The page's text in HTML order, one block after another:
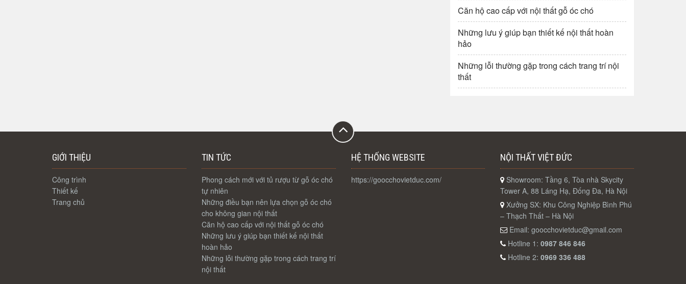
Căn hộ cao cấp với nội thất gỗ óc chó
Những lưu ý giúp bạn thiết kế nội thất hoàn
hảo
Những lỗi thường gặp trong cách trang trí nội
thất
GIỚI THIỆU
Công trình
Thiết kế
Trang chủ
TIN TỨC
Phong cách mới với tủ rượu từ gỗ óc chó
tự nhiên
Những điều bạn nên lựa chọn gỗ óc chó
cho không gian nội thất
Căn hộ cao cấp với nội thất gỗ óc chó
Những lưu ý giúp bạn thiết kế nội thất
hoàn hảo
Những lỗi thường gặp trong cách trang trí
nội thất
HỆ THỐNG WEBSITE
https://goocchovietduc.com/
NỘI THẤT VIỆT ĐỨC
Showroom: Tầng 6, Tòa nhà Skycity
Tower A, 88 Láng Hạ, Đống Đa, Hà Nội
Xưởng SX: Khu Công Nghiệp Bình Phú
– Thạch Thất – Hà Nội
Email: goocchovietduc@gmail.com
Hotline 1: 0987 846 846
Hotline 2: 0969 336 488